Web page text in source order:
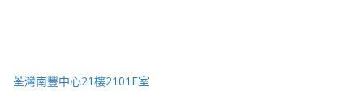
荃灣南豐中心21樓2101E室